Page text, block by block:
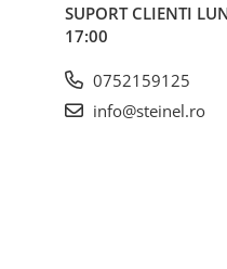
SUPORT CLIENTI
17:00
0752159125
info@steinel.ro